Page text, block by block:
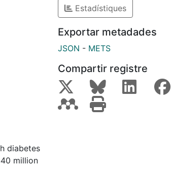
diabetes
million
Estadístiques
Exportar metadades
JSON - METS
Compartir registre